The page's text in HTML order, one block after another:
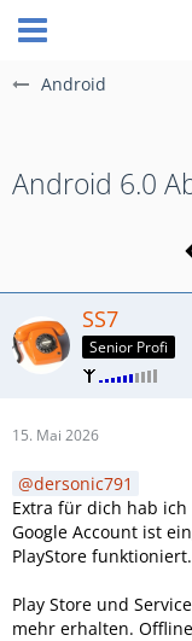
Android
Android 6.0
SS7
Senior Profi
15. Mai 2026
dersonic791
Extra für dich hab
Google Account ist
PlayStore funktioniert.
Play Store und
mehr erhalten.